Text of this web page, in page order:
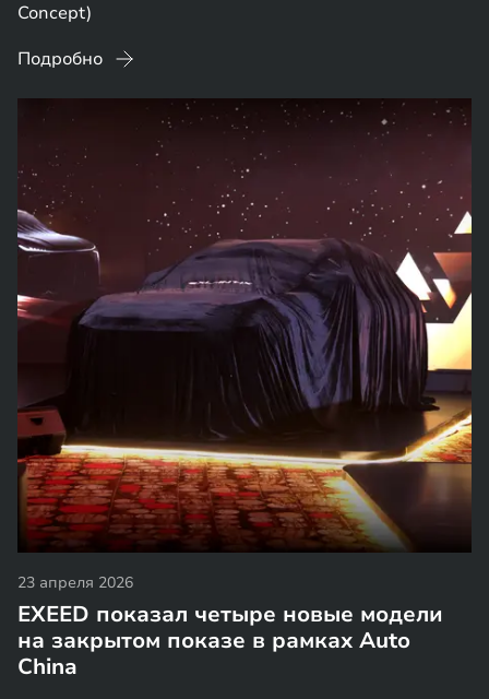
Concept)
Подробно
23 апреля 2026
EXEED показал четыре новые модели
на закрытом показе в рамках Auto
China